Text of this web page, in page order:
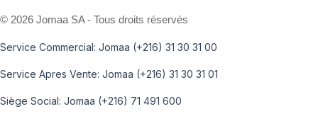
© 2026 Jomaa SA - Tous droits réservés
Service Commercial: Jomaa (+216) 31 30 31 00
Service Apres Vente: Jomaa (+216) 31 30 31 01
Siège Social: Jomaa (+216) 71 491 600